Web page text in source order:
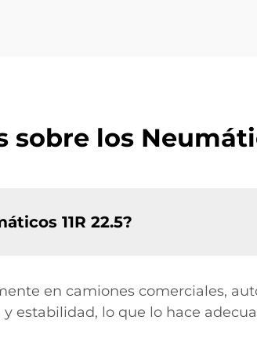
los
11R 22.5?
en camiones comerciales,
estabilidad, lo que lo hace